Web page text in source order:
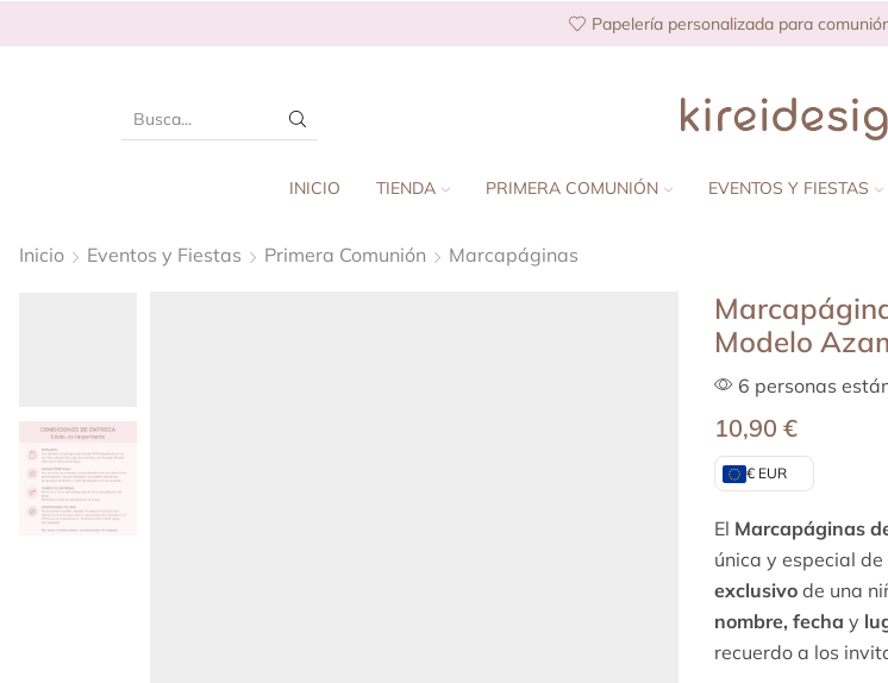
Papelería personalizada para
INICIO TIENDA PRIMERA COMUNIÓN EVENTOS Y FIESTAS
Inicio Eventos y Fiestas Primera Comunión Marcapáginas
Modelo
6 personas
10,90 €
€ EUR
El Marcapáginas
única y especial
exclusivo de una
nombre, fecha y
recuerdo a los